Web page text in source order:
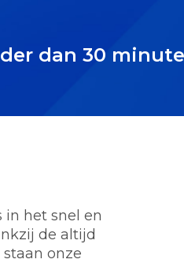
dan 30
in het snel en
de altijd
onze